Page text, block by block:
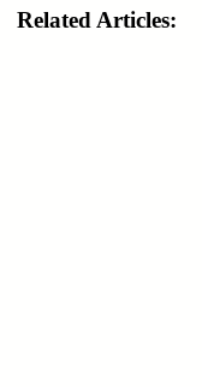
Related Articles: